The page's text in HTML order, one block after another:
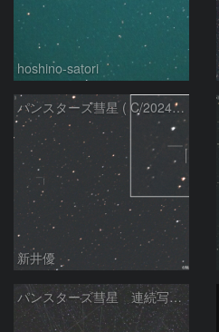
hoshino-satori
パンスターズ彗星 ( C/2024R4 )：2026/06/28
新井優
パンスターズ彗星 連続写真 再処理